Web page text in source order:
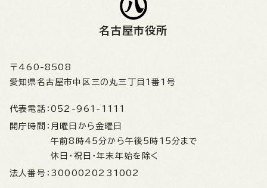
名古屋市役所
〒460-8508
愛知県名古屋市中区三の丸三丁目1番1号
代表電話： 052-961-1111
開庁時間： 月曜日から金曜日
午前8時45分から午後5時15分まで
休日・祝日・年末年始を除く
法人番号： 3000020231002